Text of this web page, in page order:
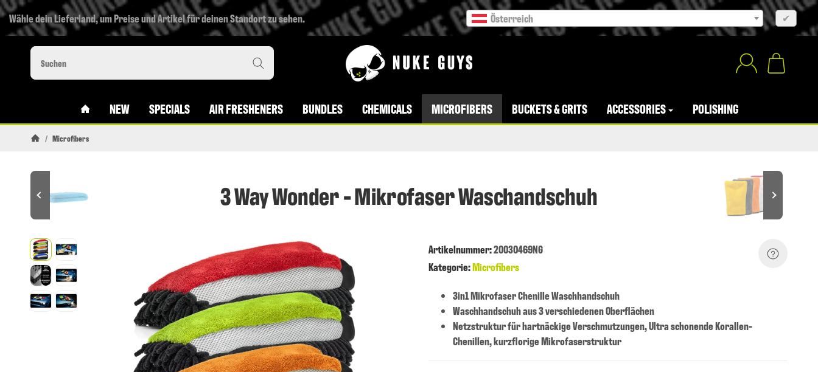
Wähle dein Lieferland, um Preise und Artikel für deinen Standort zu sehen. Österreich ✔
VERSANDKOSTENFREI AB 49 € BESTELLWERT
#CUSTOM.LINKHOME#
NEW SPECIALS AIR FRESHENERS BUNDLES CHEMICALS MICROFIBERS BUCKETS & GRITS ACCESSORIES POLISHING
/ Microfibers
3 Way Wonder - Mikrofaser Waschandschuh
Artikelnummer:20030469NG
Kategorie:Microfibers
3in1 Mikrofaser Chenille Waschhandschuh
Waschhandschuh aus 3 verschiedenen Oberflächen
Netzstruktur für hartnäckige Verschmutzungen, Ultra schonende Korallen-
Chenillen, kurzflorige Mikrofaserstruktur